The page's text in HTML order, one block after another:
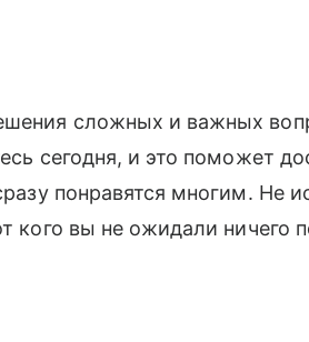
сложных и важных
сегодня, и это поможет
понравятся многим. Не
кого вы не ожидали ничего